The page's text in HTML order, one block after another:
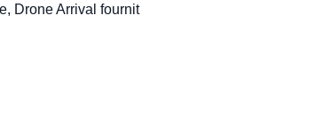
Drone Arrival fournit